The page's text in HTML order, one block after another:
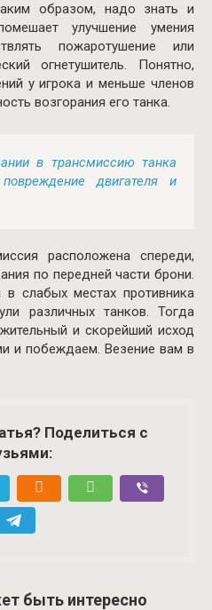
образом, надо знать и
улучшение умения
пожаротушение или
огнетушитель. Понятно,
у игрока и меньше членов
возгорания его танка.
в трансмиссию танка
двигателя и
расположена спереди,
по передней части брони.
слабых местах противника
различных танков. Тогда
и скорейший исход
и побеждаем. Везение вам в
Поделиться с
быть интересно